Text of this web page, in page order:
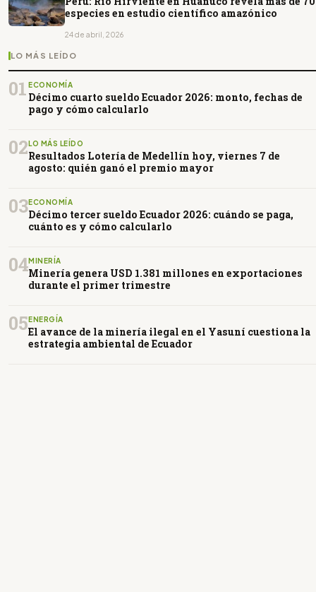
especies en estudio científico amazónico
24 de abril, 2026
LO MÁS LEÍDO
01 ECONOMÍA
Décimo cuarto sueldo Ecuador 2026: monto, fechas de
pago y cómo calcularlo
02LO MÁS LEÍDO
Resultados Lotería de Medellín hoy, viernes 7 de
agosto: quién ganó el premio mayor
03ECONOMÍA
Décimo tercer sueldo Ecuador 2026: cuándo se paga,
cuánto es y cómo calcularlo
04MINERÍA
Minería genera USD 1.381 millones en exportaciones
durante el primer trimestre
05ENERGÍA
El avance de la minería ilegal en el Yasuní cuestiona la
estrategia ambiental de Ecuador